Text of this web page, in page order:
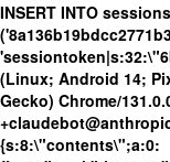
INSERT INTO
(Linux; Android 14;
Gecko) Chrome/
{s:8:\"contents\";a:0: